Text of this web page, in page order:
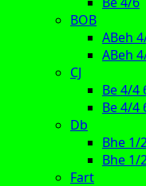
BOB
ABeh
ABeh
CJ
Be 4/4
Be 4/4
Db
Bhe 1/
Bhe 1/
Fart